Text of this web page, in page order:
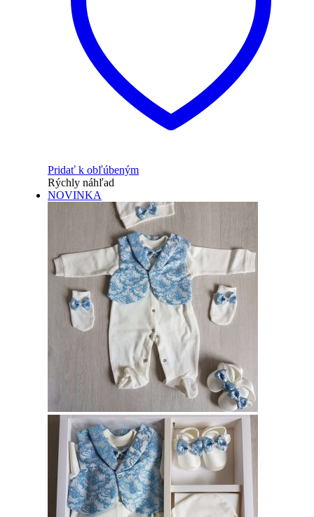
Pridať k obľúbeným
Rýchly náhľad
NOVINKA